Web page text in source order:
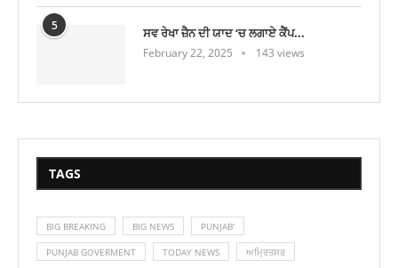
5 ਸਵ ਰੇਖਾ ਜ਼ੈਨ ਦੀ ਯਾਦ ‘ਚ ਲਗਾਏ ਕੈਂਪ...
February 22, 2025 143 views
TAGS
BIG BREAKING BIG NEWS PUNJAB'
PUNJAB GOVERMENT TODAY NEWS ਅਮ੍ਰਿਤਸਰ